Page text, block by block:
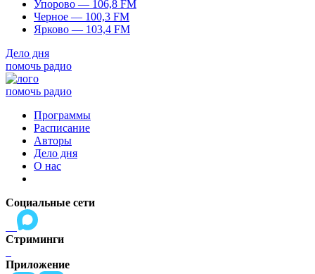
Упорово — 106,8 FM
Черное — 100,3 FM
Ярково — 103,4 FM
Дело дня
помочь радио
помочь радио
Программы
Расписание
Авторы
Дело дня
О нас
Социальные сети
Стриминги
Приложение